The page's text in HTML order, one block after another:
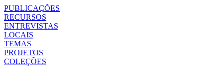
PUBLICAÇÕES
RECURSOS
ENTREVISTAS
LOCAIS
TEMAS
PROJETOS
COLEÇÕES